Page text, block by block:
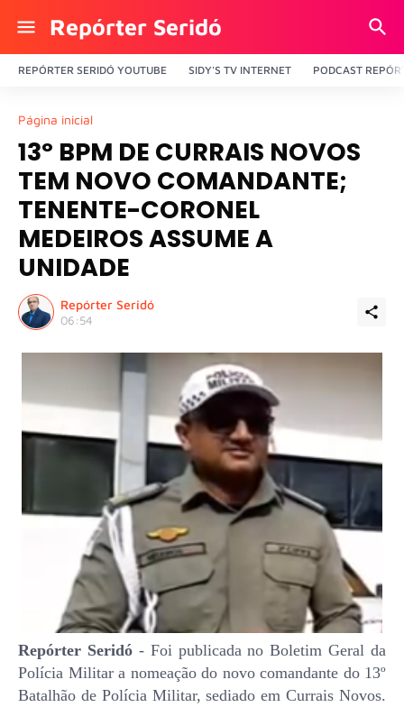
Repórter Seridó
REPÓRTER SERIDÓ YOUTUBE SIDY'S TV INTERNET PODCAST
Página inicial
13º BPM DE CURRAIS NOVOS
TEM NOVO COMANDANTE;
TENENTE-CORONEL
MEDEIROS ASSUME A
UNIDADE
Repórter Seridó
06:54
Repórter Seridó- Foi publicada no Boletim Geral da
Polícia Militar a nomeação do novo comandante do 13º
Batalhão de Polícia Militar, sediado em Currais Novos.